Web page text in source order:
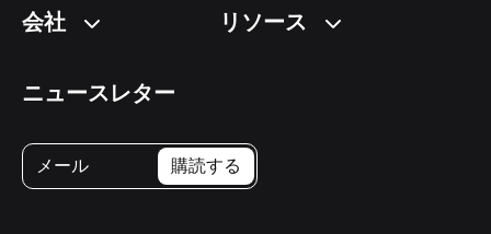
会社 リソース
ニュースレター